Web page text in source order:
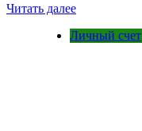
Читать далее
Личный счет